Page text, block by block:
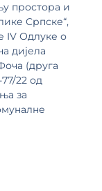
простора и
Српске“,
IV Одлуке о
дијела
(друга
22 од
за